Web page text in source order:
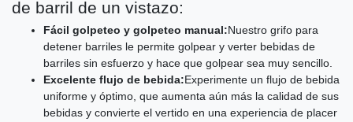
de barril de un vistazo:
Fácil golpeteo y golpeteo manual:Nuestro grifo para
detener barriles le permite golpear y verter bebidas de
barriles sin esfuerzo y hace que golpear sea muy sencillo.
Excelente flujo de bebida:Experimente un flujo de bebida
uniforme y óptimo, que aumenta aún más la calidad de sus
bebidas y convierte el vertido en una experiencia de placer